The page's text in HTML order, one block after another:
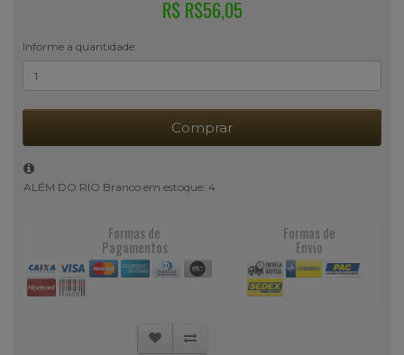
R$ R$56,05
Informe a quantidade:
Comprar
ALÉM DO RIO Branco em estoque: 4
Formas de
Pagamentos
Formas de
Envio